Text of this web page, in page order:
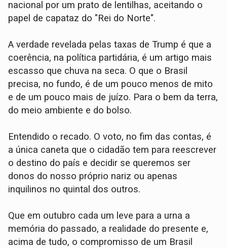
nacional por um prato de lentilhas, aceitando o
papel de capataz do "Rei do Norte".
A verdade revelada pelas taxas de Trump é que a
coerência, na política partidária, é um artigo mais
escasso que chuva na seca. O que o Brasil
precisa, no fundo, é de um pouco menos de mito
e de um pouco mais de juízo. Para o bem da terra,
do meio ambiente e do bolso.
Entendido o recado. O voto, no fim das contas, é
a única caneta que o cidadão tem para reescrever
o destino do país e decidir se queremos ser
donos do nosso próprio nariz ou apenas
inquilinos no quintal dos outros.
Que em outubro cada um leve para a urna a
memória do passado, a realidade do presente e,
acima de tudo, o compromisso de um Brasil